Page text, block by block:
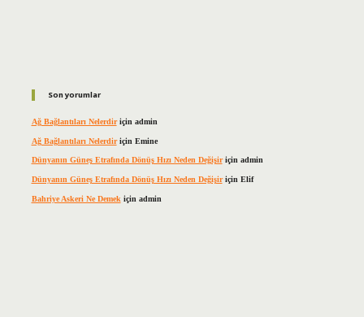
Son yorumlar
Ağ Bağlantıları Nelerdiriçin admin
Ağ Bağlantıları Nelerdiriçin Emine
Dünyanın Güneş Etrafında Dönüş Hızı Neden Değişiriçin admin
Dünyanın Güneş Etrafında Dönüş Hızı Neden Değişiriçin Elif
Bahriye Askeri Ne Demek için admin